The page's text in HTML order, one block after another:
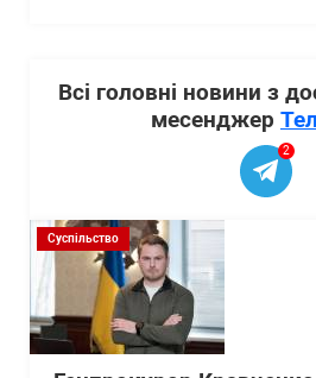
Всі головні новини з
месенджер
2
Суспільство